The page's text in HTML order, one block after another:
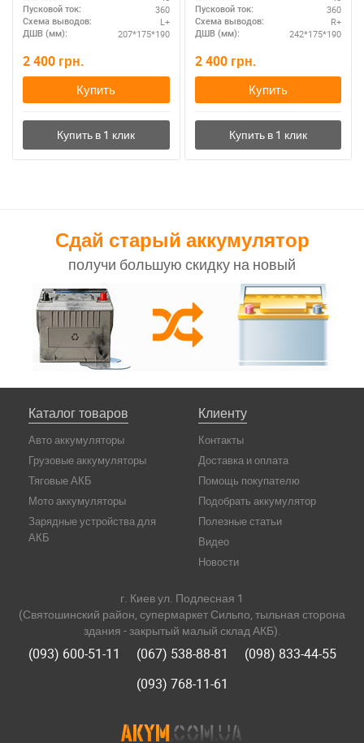
Пусковой ток: 360
Схема выводов: L+
ДШВ (мм): 207*175*190
2 400 грн.
Купить
Пусковой ток: 360
Схема выводов: R+
ДШВ (мм): 242*175*190
2 400 грн.
Купить
Сдай старый аккумулятор
получи большую скидку на новый
Каталог товаров
Авто аккумуляторы
Грузовые аккумуляторы
Тяговые АКБ
Мото аккумуляторы
Зарядные устройства для
АКБ
Клиенту
Контакты
Доставка и оплата
Помощь покупателю
Подобрать аккумулятор
Полезные статьи
Видео
Новости
г. Киев ул. Подлесная 1
(Святошинский район, супермаркет Сильпо, тыльная сторона
здания - закрытый малый склад АКБ).
(093) 600-51-11 (067) 538-88-81
(098) 833-44-55
(093) 768-11-61